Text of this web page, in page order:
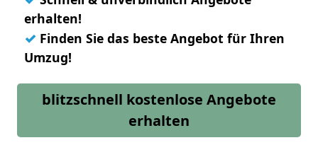
erhalten!
✓ Finden Sie das beste Angebot für Ihren
Umzug!
blitzschnell kostenlose Angebote
erhalten